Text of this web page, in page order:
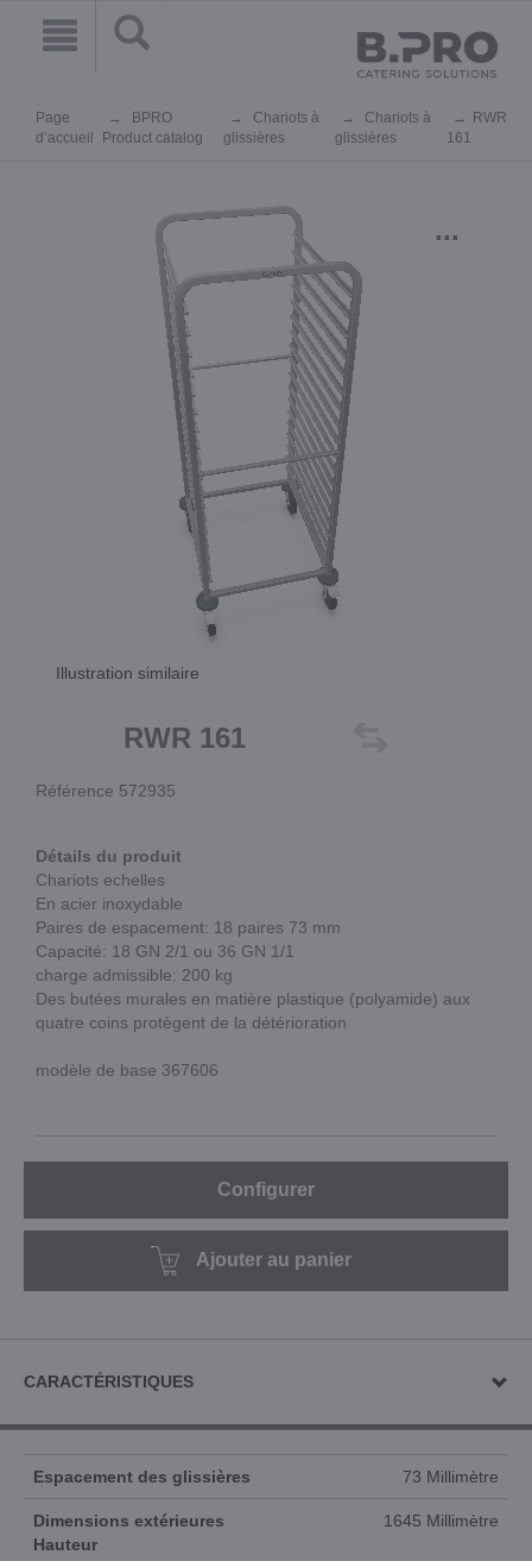
Page
d’accueil
BPRO
Product catalog
Chariots à
glissières
Chariots à
glissières
RWR
161
...
Illustration similaire
RWR 161
Référence 572935
Détails du produit
Chariots echelles
En acier inoxydable
Paires de espacement: 18 paires 73 mm
Capacité: 18 GN 2/1 ou 36 GN 1/1
charge admissible: 200 kg
Des butées murales en matière plastique (polyamide) aux
quatre coins protègent de la détérioration
modèle de base 367606
Configurer
Ajouter au panier
CARACTÉRISTIQUES
Espacement des glissières 73 Millimètre
Dimensions extérieures
Hauteur
1645 Millimètre